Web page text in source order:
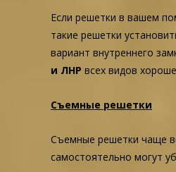
Если решетки в вашем
такие решетки
вариант внутреннего
и ЛНР всех видов
Съемные решетки
Съемные решетки чаще
самостоятельно могут